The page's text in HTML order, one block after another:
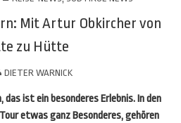
Mit Artur Obkircher von
zu Hütte
DIETER WARNICK
ist ein besonderes Erlebnis. In den
etwas ganz Besonderes, gehören